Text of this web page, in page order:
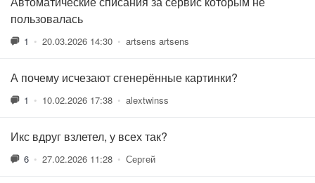
пользовалась
1 • 20.03.2026 14:30 • artsens artsens
А почему исчезают сгенерённые картинки?
1 • 10.02.2026 17:38 • alextwinss
Икс вдруг взлетел, у всех так?
6 • 27.02.2026 11:28 • Сергей